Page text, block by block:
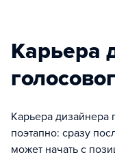
Карьера
Карьера дизайнера
поэтапно: сразу
может начать с